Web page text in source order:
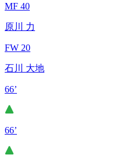
MF 40
原川 力
FW 20
石川 大地
66’
66’